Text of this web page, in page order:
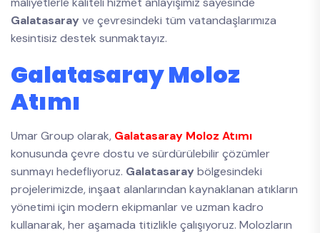
Galatasaray ve çevresindeki tüm vatandaşlarımıza
kesintisiz destek sunmaktayız.
Galatasaray Moloz
Atımı
Umar Group olarak, Galatasaray Moloz Atımı
konusunda çevre dostu ve sürdürülebilir çözümler
sunmayı hedefliyoruz. Galatasaray bölgesindeki
projelerimizde, inşaat alanlarından kaynaklanan atıkların
yönetimi için modern ekipmanlar ve uzman kadro
kullanarak, her aşamada titizlikle çalışıyoruz. Molozların